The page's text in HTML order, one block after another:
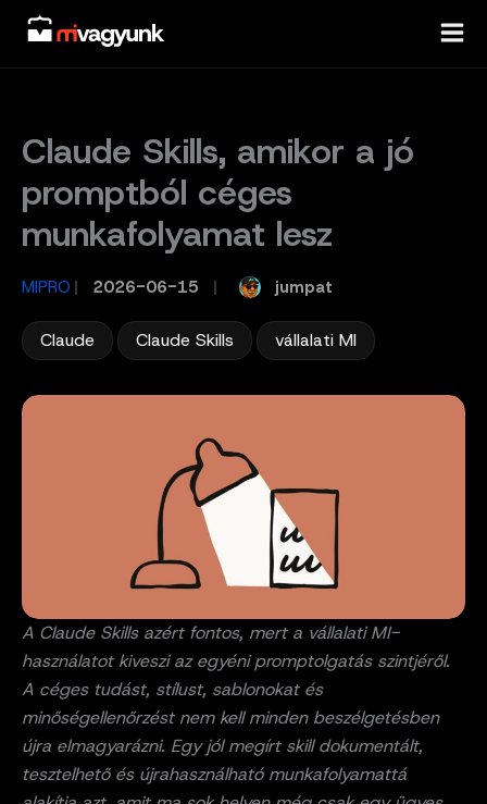
Skip
content
Claude Skills, amikor a jó
promptból céges
munkafolyamat lesz
MIPRO / 2026-06-15 jumpat
Claude Claude Skills vállalati MI
A Claude Skills azért fontos, mert a vállalati MI-
használatot kiveszi az egyéni promptolgatás szintjéről.
A céges tudást, stílust, sablonokat és
minőségellenőrzést nem kell minden beszélgetésben
újra elmagyarázni. Egy jól megírt skill dokumentált,
tesztelhető és újrahasználható munkafolyamattá